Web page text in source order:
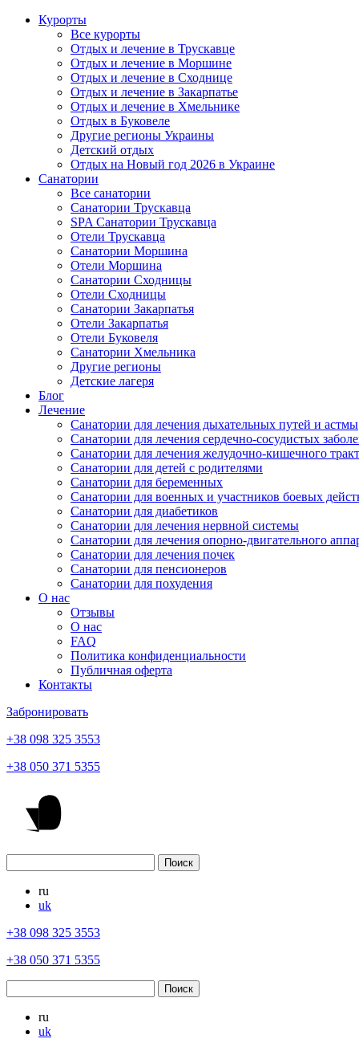
Курорты
Все курорты
Отдых и лечение в Трускавце
Отдых и лечение в Моршине
Отдых и лечение в Сходнице
Отдых и лечение в Закарпатье
Отдых и лечение в Хмельнике
Отдых в Буковеле
Другие регионы Украины
Детский отдых
Отдых на Новый год 2026 в Украине
Санатории
Все санатории
Санатории Трускавца
SPA Санатории Трускавца
Отели Трускавца
Санатории Моршина
Отели Моршина
Санатории Сходницы
Отели Сходницы
Санатории Закарпатья
Отели Закарпатья
Отели Буковеля
Санатории Хмельника
Другие регионы
Детские лагеря
Блог
Лечение
Санатории для лечения дыхательных путей и астмы
Санатории для лечения сердечно-сосудистых
Санатории для лечения желудочно-кишечного
Санатории для детей с родителями
Санатории для беременных
Санатории для военных и участников боевых
Санатории для диабетиков
Санатории для лечения нервной системы
Санатории для лечения опорно-двигательного
Санатории для лечения почек
Санатории для пенсионеров
Санатории для похудения
О нас
Отзывы
О нас
FAQ
Политика конфиденциальности
Публичная оферта
Контакты
Забронировать
+38 098 325 3553
+38 050 371 5355
ru
uk
+38 098 325 3553
+38 050 371 5355
ru
uk